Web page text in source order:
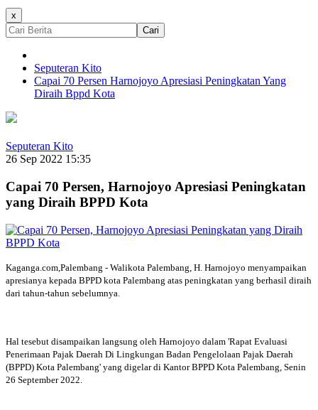
x
Cari
Seputeran Kito
Capai 70 Persen Harnojoyo Apresiasi Peningkatan Yang
Diraih Bppd Kota
Seputeran Kito
26 Sep 2022 15:35
Capai 70 Persen, Harnojoyo Apresiasi Peningkatan
yang Diraih BPPD Kota
Kaganga.com,Palembang - Walikota Palembang, H. Harnojoyo menyampaikan
apresianya kepada BPPD kota Palembang atas peningkatan yang berhasil diraih
dari tahun-tahun sebelumnya.
Hal tesebut disampaikan langsung oleh Harnojoyo dalam 'Rapat Evaluasi
Penerimaan Pajak Daerah Di Lingkungan Badan Pengelolaan Pajak Daerah
(BPPD) Kota Palembang' yang digelar di Kantor BPPD Kota Palembang, Senin
26 September 2022.